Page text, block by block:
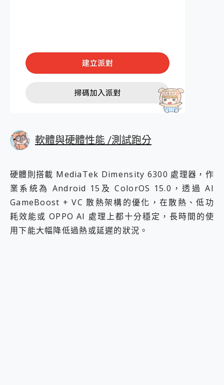
軟體與硬體性能 /測試跑分
硬體則搭載 MediaTek Dimensity 6300 處理器，作
業系統為 Android 15及 ColorOS 15.0，透過 AI
GameBoost + VC 散熱架構的優化，在散熱、低功
耗效能或 OPPO AI 處理上都十分穩定，長時間的使
用下能大幅降低過熱或延遲的狀況。